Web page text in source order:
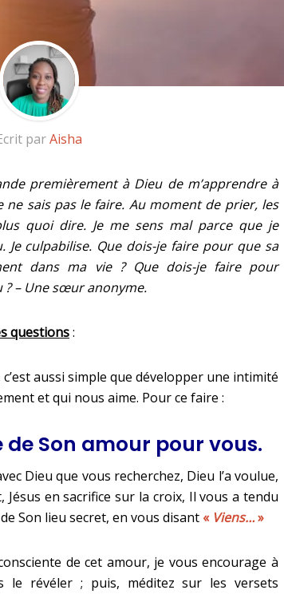
parAisha
premièrement à Dieu de m’apprendre à
sais pas le faire. Au moment de prier, les
quoi dire. Je me sens mal parce que je
Je culpabilise. Que dois-je faire pour que sa
dans ma vie ? Que dois-je faire pour
– Une sœur anonyme.
questions:
aussi simple que développer une intimité
et qui nous aime. Pour ce faire :
de Son amour pour vous.
Dieu que vous recherchez, Dieu l’a voulue,
en sacrifice sur la croix, Il vous a tendu
Son lieu secret, en vous disant « Viens…»
de cet amour, je vous encourage à
le révéler ; puis, méditez sur les versets